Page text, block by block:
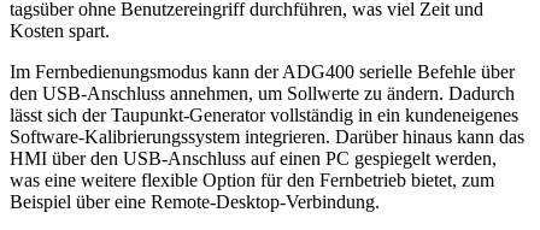
tagsüber ohne Benutzereingriff durchführen, was viel Zeit und
Kosten spart.
Im Fernbedienungsmodus kann der ADG400 serielle Befehle über
den USB-Anschluss annehmen, um Sollwerte zu ändern. Dadurch
lässt sich der Taupunkt-Generator vollständig in ein kundeneigenes
Software-Kalibrierungssystem integrieren. Darüber hinaus kann das
HMI über den USB-Anschluss auf einen PC gespiegelt werden,
was eine weitere flexible Option für den Fernbetrieb bietet, zum
Beispiel über eine Remote-Desktop-Verbindung.